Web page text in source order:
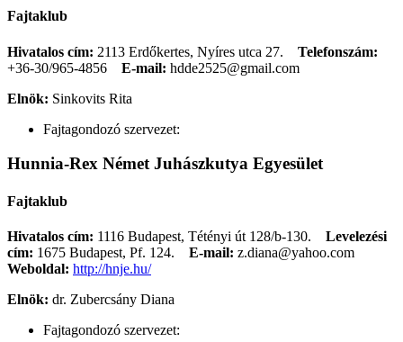
Fajtaklub
Hivatalos cím: 2113 Erdőkertes, Nyíres utca 27. Telefonszám:
+36-30/965-4856
E-mail: hdde2525@gmail.com
Elnök: Sinkovits Rita
Fajtagondozó szervezet:
Hunnia-Rex Német Juhászkutya Egyesület
Fajtaklub
Hivatalos cím: 1116 Budapest, Tétényi út 128/b-130. Levelezési
cím: 1675 Budapest, Pf. 124. E-mail: z.diana@yahoo.com
Weboldal: http://hnje.hu/
Elnök: dr. Zubercsány Diana
Fajtagondozó szervezet: